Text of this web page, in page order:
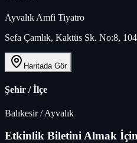
Ayvalık Amfi Tiyatro
Sefa Çamlık, Kaktüs Sk. No:8,
Haritada Gör
Şehir / İlçe
Balıkesir/Ayvalık
Etkinlik Biletini Almak